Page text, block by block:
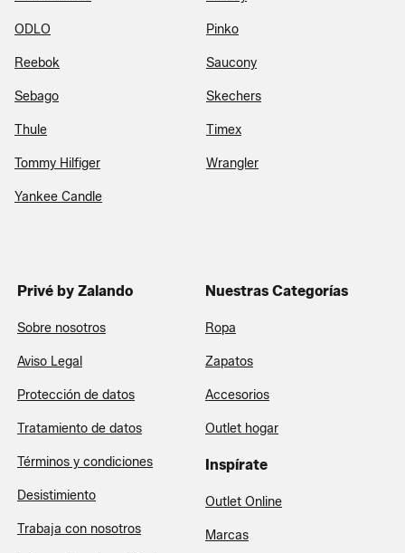
ODLO Pinko
Reebok Saucony
Sebago Skechers
Thule Timex
Tommy Hilfiger Wrangler
Yankee Candle
Privé by Zalando
Sobre nosotros
Aviso Legal
Protección de datos
Tratamiento de datos
Términos y condiciones
Desistimiento
Trabaja con nosotros
Nuestras Categorías
Ropa
Zapatos
Accesorios
Outlet hogar
Inspírate
Outlet Online
Marcas